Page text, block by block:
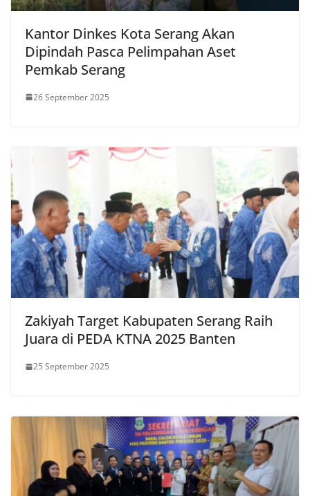
Kantor Dinkes Kota Serang Akan
Dipindah Pasca Pelimpahan Aset
Pemkab Serang
26 September 2025
Zakiyah Target Kabupaten Serang Raih
Juara di PEDA KTNA 2025 Banten
25 September 2025